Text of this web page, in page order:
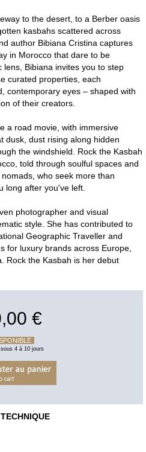
to the desert, to a Berber oasis
kasbahs scattered across
author Bibiana Cristina captures
in Morocco that dare to be
Bibiana invites you to step
curated properties, each
contemporary eyes – shaped with
of their creators.
a road movie, with immersive
dusk, dust rising along hidden
the windshield. Rock the Kasbah
told through soulful spaces and
who seek more than
long after you've left.
photographer and visual
style. She has contributed to
Geographic Traveller and
for luxury brands across Europe,
Rock the Kasbah is her debut
€
sous 4 à 10 jours